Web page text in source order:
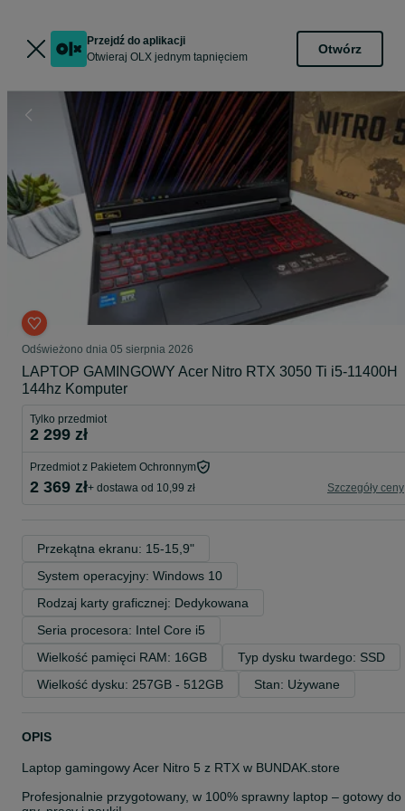
Przejdź do aplikacji
Otwieraj OLX jednym tapnięciem
Otwórz
Odświeżono dnia 05 sierpnia 2026
LAPTOP GAMINGOWY Acer Nitro RTX 3050 Ti i5-11400H
144hz Komputer
Tylko przedmiot
2 299 zł
Przedmiot z Pakietem Ochronnym
2 369 zł+ dostawa od 10,99 zł Szczegóły ceny
Przekątna ekranu: 15-15,9"
System operacyjny: Windows 10
Rodzaj karty graficznej: Dedykowana
Seria procesora: Intel Core i5
Wielkość pamięci RAM: 16GB
Typ dysku twardego: SSD
Wielkość dysku: 257GB - 512GB
Stan: Używane
OPIS
Laptop gamingowy Acer Nitro 5 z RTX w BUNDAK.store
Profesjonalnie przygotowany, w 100% sprawny laptop – gotowy do